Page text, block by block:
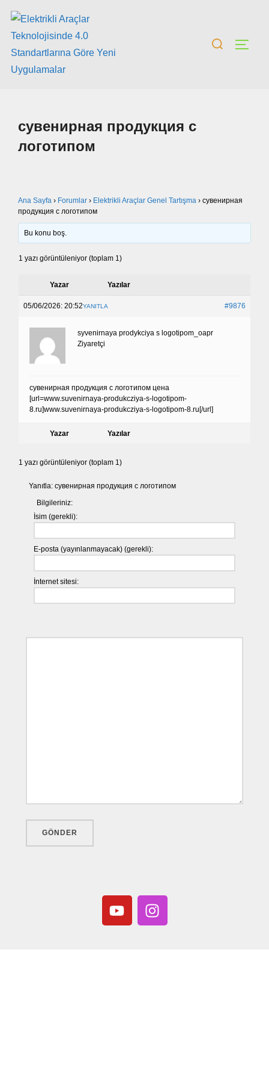
сувенирная продукция с
логотипом
Ana Sayfa › Forumlar › Elektrikli Araçlar Genel Tartışma › сувенирная
продукция с логотипом
Bu konu boş.
1 yazı görüntüleniyor (toplam 1)
Yazar Yazılar
05/06/2026: 20:52 #9876
YANITLA
syvenirnaya prodykciya s logotipom_oapr
Ziyaretçi
сувенирная продукция с логотипом цена
[url=www.suvenirnaya-produkcziya-s-logotipom-
8.ru]www.suvenirnaya-produkcziya-s-logotipom-8.ru[/url]
Yazar Yazılar
1 yazı görüntüleniyor (toplam 1)
Yanıtla: сувенирная продукция с логотипом
Bilgileriniz:
İsim (gerekli):
E-posta (yayınlanmayacak) (gerekli):
İnternet sitesi:
GÖNDER